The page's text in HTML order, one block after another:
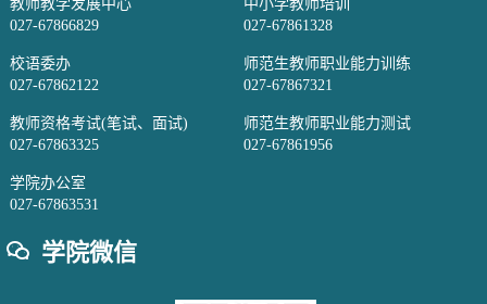
教师教学发展中心
027-67866829
中小学教师培训
027-67861328
校语委办
027-67862122
师范生教师职业能力训练
027-67867321
教师资格考试(笔试、面试)
027-67863325
师范生教师职业能力测试
027-67861956
学院办公室
027-67863531
学院微信